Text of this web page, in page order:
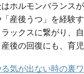
ホルモンバランス
産後うつ」を経験
ックスに繋がり、
産後の回復にも、育
気が出ない時の裏